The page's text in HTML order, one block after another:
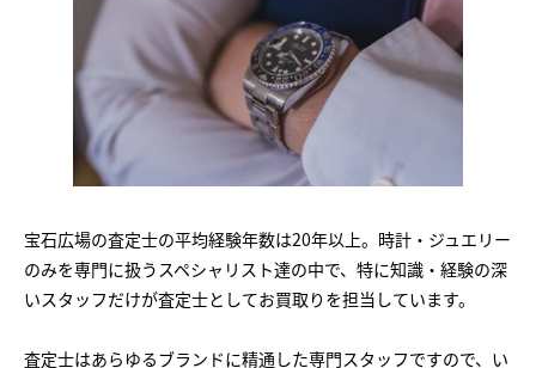
宝石広場の査定士の平均経験年数は20年以上。時計・ジュエリー
のみを専門に扱うスペシャリスト達の中で、特に知識・経験の深
いスタッフだけが査定士としてお買取りを担当しています。
査定士はあらゆるブランドに精通した専門スタッフですので、い